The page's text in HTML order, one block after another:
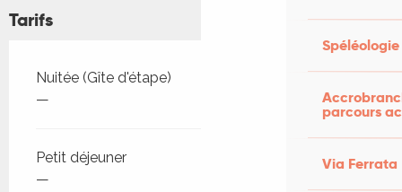
Spéléologie
parcours
Via Ferrata
Tarifs
Tarifs 2026
Nuitée (Gîte d'étape)
—
Petit déjeuner
—